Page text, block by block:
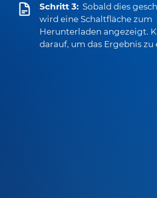
Schritt 3: Sobald dies
wird eine Schaltfläche zum
Herunterladen angezeigt.
darauf, um das Ergebnis zu